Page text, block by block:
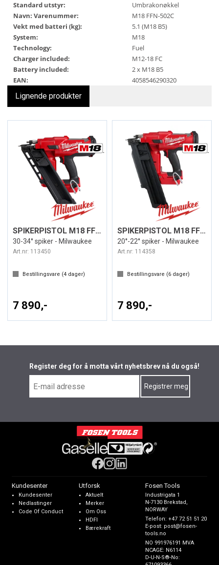
Standard utstyr:
Umbrakonøkkel
Navn: Varenummer:
M18 FFN-502C
Vekt med batteri (kg):
5.1 (M18 B5)
System:
M18
Technology:
Fuel
Charger included:
M12-18 FC
Battery included:
2 x M18 B5
EAN:
4058546290320
Lignende produkter
SPIKERPISTOL M18 FFN-0C
30-34° spiker - Milwaukee
Art.nr: 113450
Bestillingsvare (4 dager)
7 890,-
SPIKERPISTOL M18 FFN21-0C
20°-22° spiker - Milwaukee
Art.nr: 114358
Bestillingsvare (6 dager)
7 890,-
Register deg for å motta vårt nyhetsbrev nå du også!
Kundesenter
Kundesenter
Nedlastinger
Code Of Conduct
Utforsk
Aktuelt
Merker
Om Oss
HDFI
Bærekraft
Fosen Tools
Industrigata 1
N-7130 Brekstad,
NORWAY
Telefon:+47 72 51 51 20
E-post: post@fosen-
tools.no
NO 991976191 MVA
NCAGE: N6114
D-U-N-S®-No: